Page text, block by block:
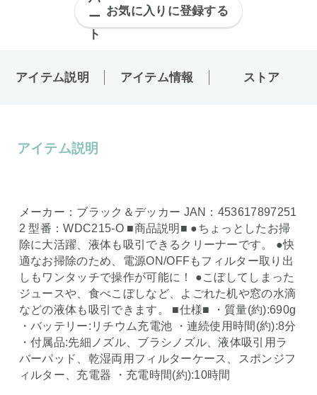
お気に入りに登録する
アイテム説明 アイテム情報 ストア
アイテム説明
メーカー：ブラック＆デッカー JAN：453617897251
2 型番：WDC215-O ■商品説明■ ●ちょっとしたお掃
除に大活躍、液体も吸引できるクリーナーです。 ●快
適なお掃除のため、電源ON/OFFもフィルター取り出
しもワンタッチで操作が可能に！ ●こぼしてしまった
ジュースや、食べこぼしなど、よごれた机や窓の水滴
などの液体も吸引できます。 ■仕様■ ・質量(約):690g
・バッテリー:リチウム充電池 ・連続使用時間(約):8分
・付属品:先細ノズル、ブラシノズル、液体吸引用ラ
バーパッド、乾湿両用フィルターケース、スポンジフ
ィルター、充電器 ・充電時間(約):10時間